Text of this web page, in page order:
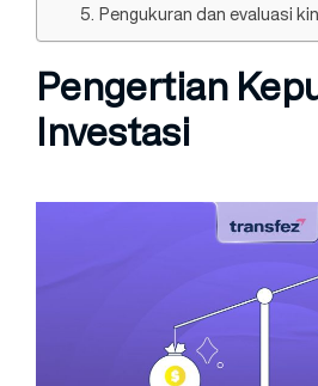
5. Pengukuran dan evaluasi
Pengertian
Investasi